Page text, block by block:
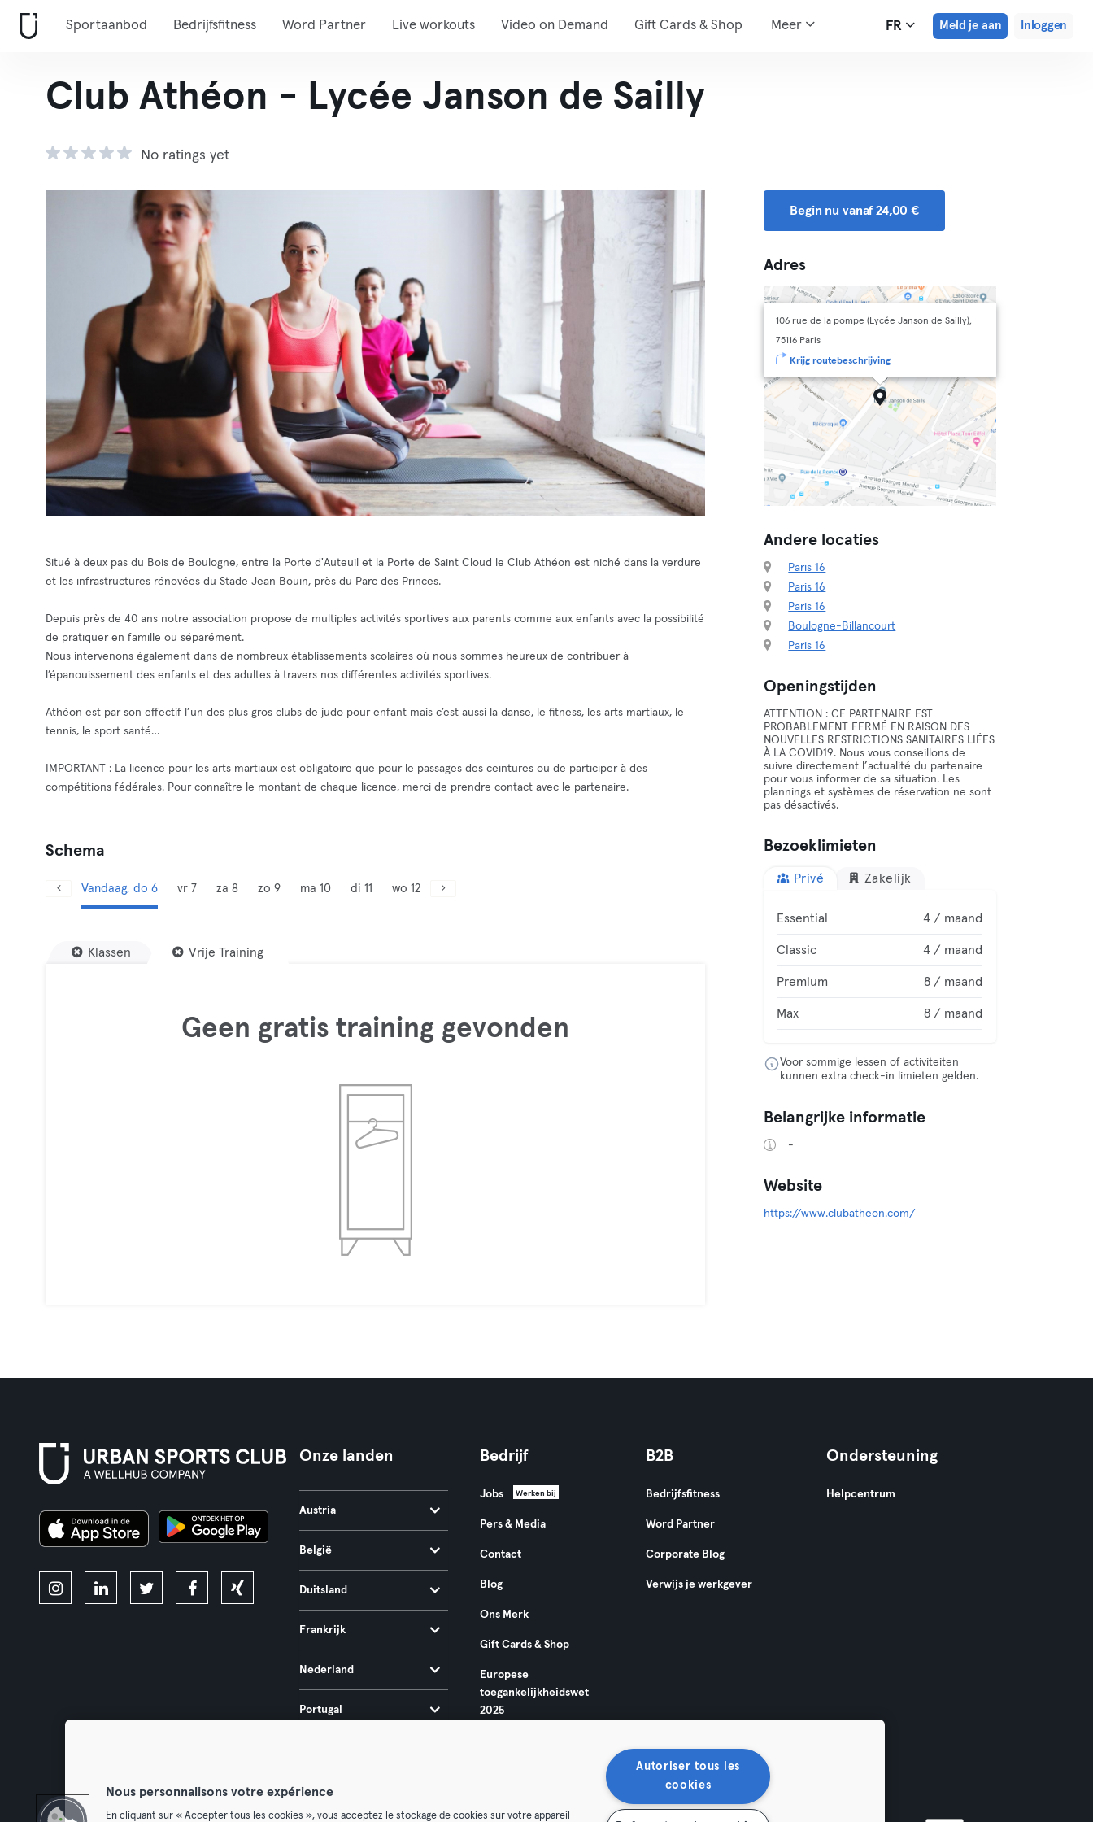
Sportaanbod Bedrijfsfitness Word Partner Live workouts Video on Demand Gift Cards & Shop Meer FR Meld je aan Inloggen
Club Athéon - Lycée Janson de Sailly
No ratings yet
Situé à deux pas du Bois de Boulogne, entre la Porte d'Auteuil et la Porte de Saint Cloud le Club Athéon est niché dans la verdure
et les infrastructures rénovées du Stade Jean Bouin, près du Parc des Princes.
Depuis près de 40 ans notre association propose de multiples activités sportives aux parents comme aux enfants avec la possibilité
de pratiquer en famille ou séparément.
Nous intervenons également dans de nombreux établissements scolaires où nous sommes heureux de contribuer à
l’épanouissement des enfants et des adultes à travers nos différentes activités sportives.
Athéon est par son effectif l’un des plus gros clubs de judo pour enfant mais c’est aussi la danse, le fitness, les arts martiaux, le
tennis, le sport santé…
IMPORTANT : La licence pour les arts martiaux est obligatoire que pour le passages des ceintures ou de participer à des
compétitions fédérales. Pour connaître le montant de chaque licence, merci de prendre contact avec le partenaire.
Schema
Vandaag, do 6 vr 7 za 8 zo 9 ma 10 di 11 wo 12
Klassen Vrije Training
Geen gratis training gevonden
Begin nu vanaf 24,00 €
Adres
106 rue de la pompe (Lycée Janson de Sailly),
75116 Paris
Krijg routebeschrijving
Andere locaties
Paris 16
Paris 16
Paris 16
Boulogne-Billancourt
Paris 16
Openingstijden
ATTENTION : CE PARTENAIRE EST
PROBABLEMENT FERMÉ EN RAISON DES
NOUVELLES RESTRICTIONS SANITAIRES LIÉES
À LA COVID19. Nous vous conseillons de
suivre directement l’actualité du partenaire
pour vous informer de sa situation. Les
plannings et systèmes de réservation ne sont
pas désactivés.
Bezoeklimieten
Privé Zakelijk
Essential 4 / maand
Classic 4 / maand
Premium 8 / maand
Max 8 / maand
Voor sommige lessen of activiteiten
kunnen extra check-in limieten gelden.
Belangrijke informatie
-
Website
https://www.clubatheon.com/
Onze landen
Austria
België
Duitsland
Frankrijk
Nederland
Portugal
Bedrijf
Jobs Werken bij
Pers & Media
Contact
Blog
Ons Merk
Gift Cards & Shop
Europese
toegankelijkheidswet
2025
B2B
Bedrijfsfitness
Word Partner
Corporate Blog
Verwijs je werkgever
Ondersteuning
Helpcentrum
Nous personnalisons votre expérience
En cliquant sur « Accepter tous les cookies », vous acceptez le stockage de cookies sur votre appareil
Autoriser tous les
cookies